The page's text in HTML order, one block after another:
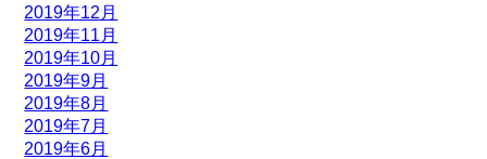
2019年12月
2019年11月
2019年10月
2019年9月
2019年8月
2019年7月
2019年6月